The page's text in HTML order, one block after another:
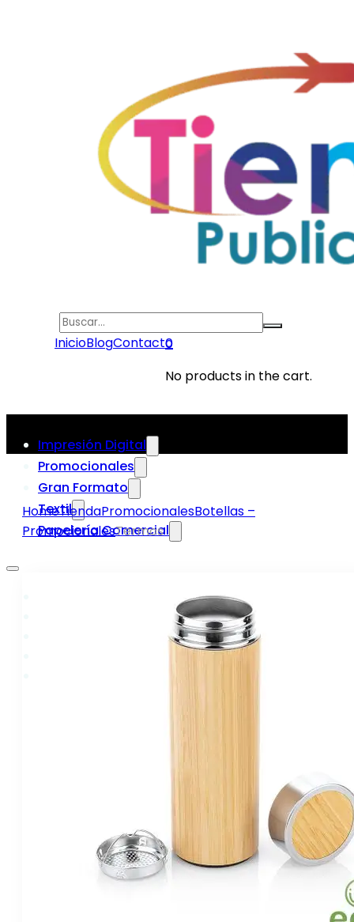
Search
InicioBlogContacto
0
No products in the cart.
Impresión Digital
Promocionales
Gran Formato
Textil
Papelería Comercial
HomeTiendaPromocionalesBotellas –
PromocionalesTermos